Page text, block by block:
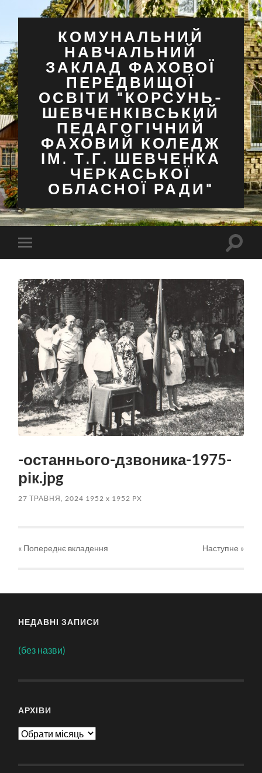
КОМУНАЛЬНИЙ
НАВЧАЛЬНИЙ
ЗАКЛАД ФАХОВОЇ
ПЕРЕДВИЩОЇ
ОСВІТИ "КОРСУНЬ-
ШЕВЧЕНКІВСЬКИЙ
ПЕДАГОГІЧНИЙ
ФАХОВИЙ КОЛЕДЖ
ІМ. Т.Г. ШЕВЧЕНКА
ЧЕРКАСЬКОЇ
ОБЛАСНОЇ РАДИ"
Перемкнути
мобільне
-останнього-дзвоника-1975-
рік.jpg
27 ТРАВНЯ, 2024 1952x 1952 PX
« Попереднє вкладення Наступне »
НЕДАВНІ ЗАПИСИ
(без назви)
АРХІВИ
Архіви